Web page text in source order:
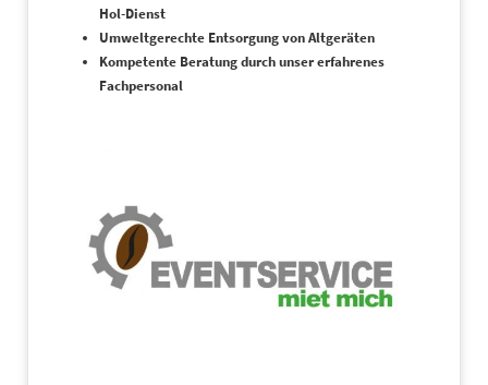
Hol-Dienst
Umweltgerechte Entsorgung von Altgeräten
Kompetente Beratung durch unser erfahrenes
Fachpersonal